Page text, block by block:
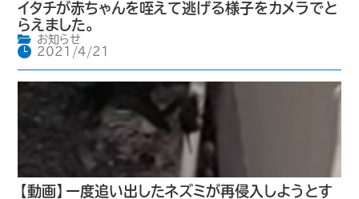
イタチが赤ちゃんを咥えて逃げる様子をカメラでと
らえました。
お知らせ
2021/4/21
【動画】一度追い出したネズミが再侵入しようとす